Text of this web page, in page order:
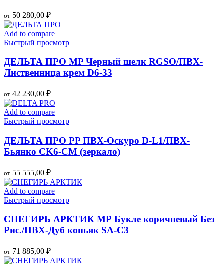
от 50 280,00 ₽
Add to compare
Быстрый просмотр
ДЕЛЬТА ПРО MP Черный шелк RGSO/ПВХ-
Лиственница крем D6-33
от 42 230,00 ₽
Add to compare
Быстрый просмотр
ДЕЛЬТА ПРО PP ПВХ-Оскуро D-L1/ПВХ-
Бьянко CK6-CM (зеркало)
от 55 555,00 ₽
Add to compare
Быстрый просмотр
СНЕГИРЬ АРКТИК МР Букле коричневый Без
Рис./ПВХ-Дуб коньяк SA-C3
от 71 885,00 ₽